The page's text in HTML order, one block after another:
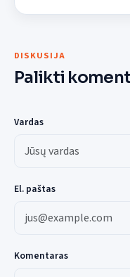
DISKUSIJA
Palikti
Vardas
El. paštas
Komentaras